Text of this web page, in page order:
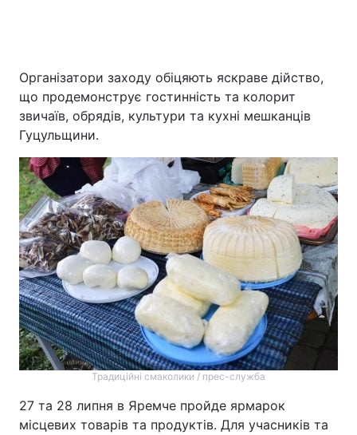
Організатори заходу обіцяють яскраве дійство,
що продемонструє гостинність та колорит
звичаїв, обрядів, культури та кухні мешканців
Гуцульщини.
Традиційні смаколики / прес-служба
27 та 28 липня в Яремче пройде ярмарок
місцевих товарів та продуктів. Для учасників та